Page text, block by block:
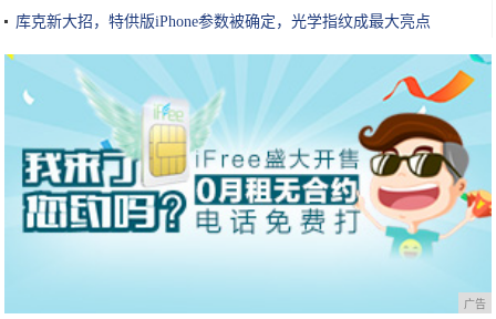
库克新大招，特供版iPhone参数被确定，光学指纹成最大亮点
广告